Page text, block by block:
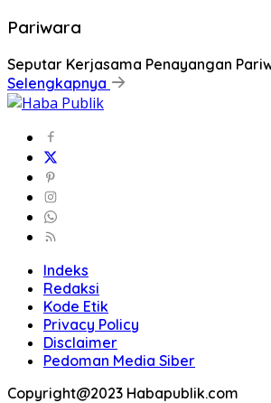
Pariwara
Seputar Kerjasama Penayangan
Selengkapnya
Indeks
Redaksi
Kode Etik
Privacy Policy
Disclaimer
Pedoman Media Siber
Copyright@2023 Habapublik.com